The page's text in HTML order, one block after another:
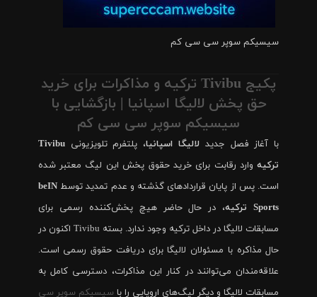
سیسیکم سوپر سی سی کم
پکیج Tivibu ترکیه و مذاکرات برای خرید
حق پخش لالیگا اسپانیا | بازگشایی با
سیسیکم سوپر سی سی کم
با آغاز فصل جدید لالیگا اسپانیا، پلتفرم تلویزیونیTivibu
ترکیهوارد رقابت برای خرید حقوق پخش این لیگ معتبر شده
است. پس از پایان قراردادهای گذشته و عدم تمدید توسطbeIN
Sports ترکیه
، در حال حاضر هیچ پخش‌کننده رسمی برای
مسابقات لالیگا در داخل ترکیه وجود ندارد. بسته Tivibu اکنون در
حال مذاکره با مسئولان لالیگا برای دریافت حقوق رسمی است.
علاقه‌مندان می‌توانند در کنار این مذاکرات، دسترسی کامل به
مسابقات لالیگا و دیگر لیگ‌های اروپایی را با سیسیکم سوپر سی